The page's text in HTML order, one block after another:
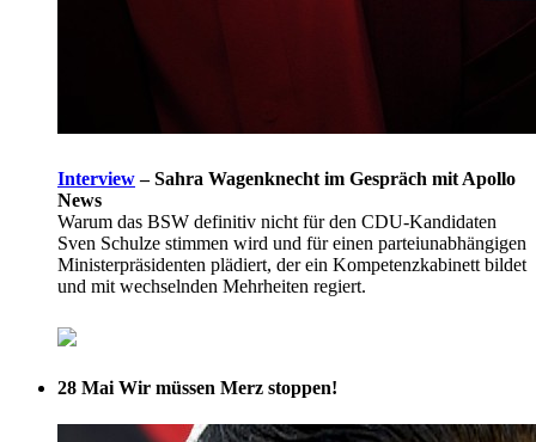
Interview– Sahra Wagenknecht im Gespräch mit Apollo
News
Warum das BSW definitiv nicht für den CDU-Kandidaten
Sven Schulze stimmen wird und für einen parteiunabhängigen
Ministerpräsidenten plädiert, der ein Kompetenzkabinett bildet
und mit wechselnden Mehrheiten regiert.
28 Mai Wir müssen Merz stoppen!